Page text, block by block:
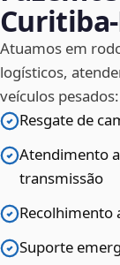
Atuamos em
logísticos,
veículos pesados:
Resgate de
Atendimento
transmissão
Recolhimento
Suporte